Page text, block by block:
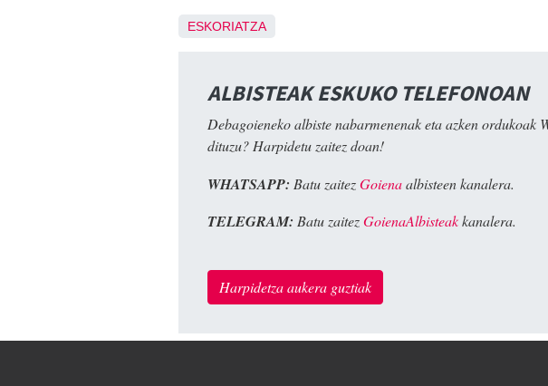
ESKORIATZA
ALBISTEAK ESKUKO TELEFONOAN
Debagoieneko albiste nabarmenenak eta azken ordukoak
dituzu? Harpidetu zaitez doan!
WHATSAPP: Batu zaitezGoienaalbisteen kanalera.
TELEGRAM: Batu zaitezGoienaAlbisteakkanalera.
Harpidetza aukera guztiak